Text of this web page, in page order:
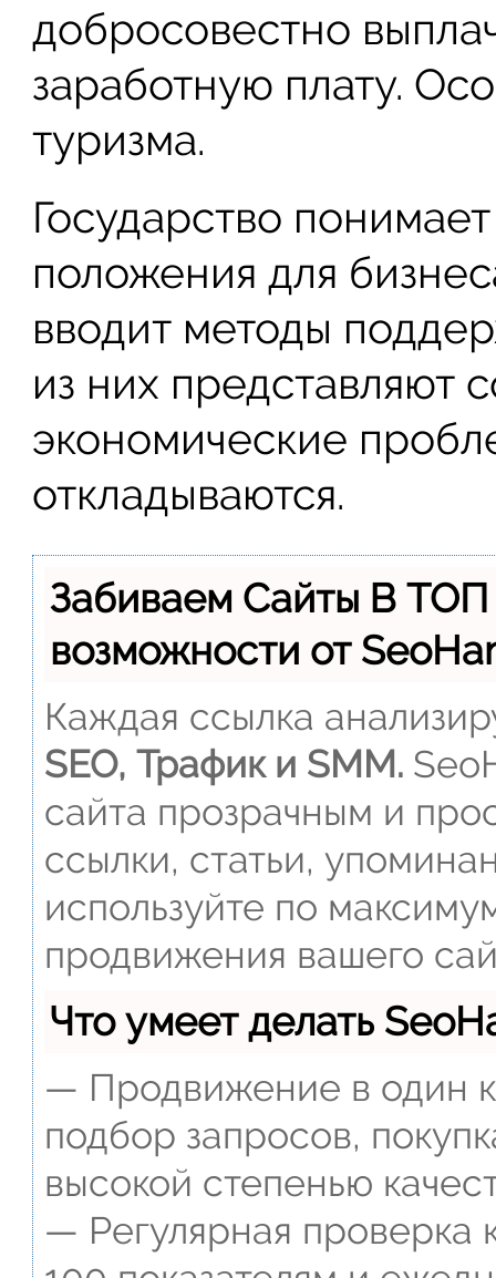
добросовестно
заработную плату.
туризма.
Государство
положения для
вводит методы
из них представляют
экономические
откладываются.
Забиваем Сайты В
возможности от
Каждая ссылка
SEO, Трафик и SMM.
сайта прозрачным и
ссылки, статьи,
используйте по
продвижения вашего
Что умеет делать
— Продвижение в один
подбор запросов,
высокой степенью
— Регулярная проверка